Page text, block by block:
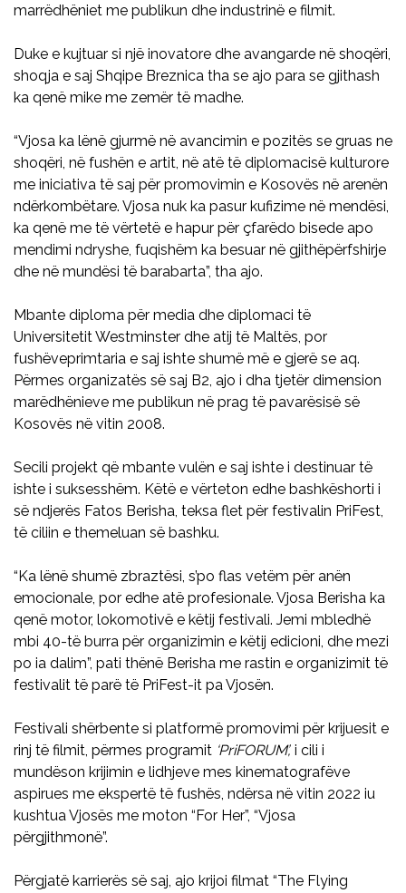
marrëdhëniet me publikun dhe industrinë e filmit.
Duke e kujtuar si një inovatore dhe avangarde në shoqëri,
shoqja e saj Shqipe Breznica tha se ajo para se gjithash
ka qenë mike me zemër të madhe.
“Vjosa ka lënë gjurmë në avancimin e pozitës se gruas ne
shoqëri, në fushën e artit, në atë të diplomacisë kulturore
me iniciativa të saj për promovimin e Kosovës në arenën
ndërkombëtare. Vjosa nuk ka pasur kufizime në mendësi,
ka qenë me të vërtetë e hapur për çfarëdo bisede apo
mendimi ndryshe, fuqishëm ka besuar në gjithëpërfshirje
dhe në mundësi të barabarta”, tha ajo.
Mbante diploma për media dhe diplomaci të
Universitetit Westminster dhe atij të Maltës, por
fushëveprimtaria e saj ishte shumë më e gjerë se aq.
Përmes organizatës së saj B2, ajo i dha tjetër dimension
marëdhënieve me publikun në prag të pavarësisë së
Kosovës në vitin 2008.
Secili projekt që mbante vulën e saj ishte i destinuar të
ishte i suksesshëm. Këtë e vërteton edhe bashkëshorti i
së ndjerës Fatos Berisha, teksa flet për festivalin PriFest,
të ciliin e themeluan së bashku.
“Ka lënë shumë zbraztësi, s’po flas vetëm për anën
emocionale, por edhe atë profesionale. Vjosa Berisha ka
qenë motor, lokomotivë e këtij festivali. Jemi mbledhë
mbi 40-të burra për organizimin e këtij edicioni, dhe mezi
po ia dalim”, pati thënë Berisha me rastin e organizimit të
festivalit të parë të PriFest-it pa Vjosën.
Festivali shërbente si platformë promovimi për krijuesit e
rinj të filmit, përmes programit ‘PriFORUM’, i cili i
mundëson krijimin e lidhjeve mes kinematografëve
aspirues me ekspertë të fushës, ndërsa në vitin 2022 iu
kushtua Vjosës me moton “For Her”, “Vjosa
përgjithmonë”.
Përgjatë karrierës së saj, ajo krijoi filmat “The Flying